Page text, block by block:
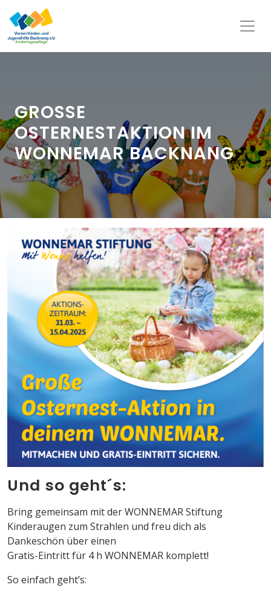
GROSSE O
STERNESTAKTION IM W
ONNEMAR BACKNANG
Und so geht´s:
Bring gemeinsam mit der WONNEMAR Stiftung
Kinderaugen zum Strahlen und freu dich als
Dankeschön über einen
Gratis-Eintritt für 4 h WONNEMAR komplett!
So einfach geht’s: